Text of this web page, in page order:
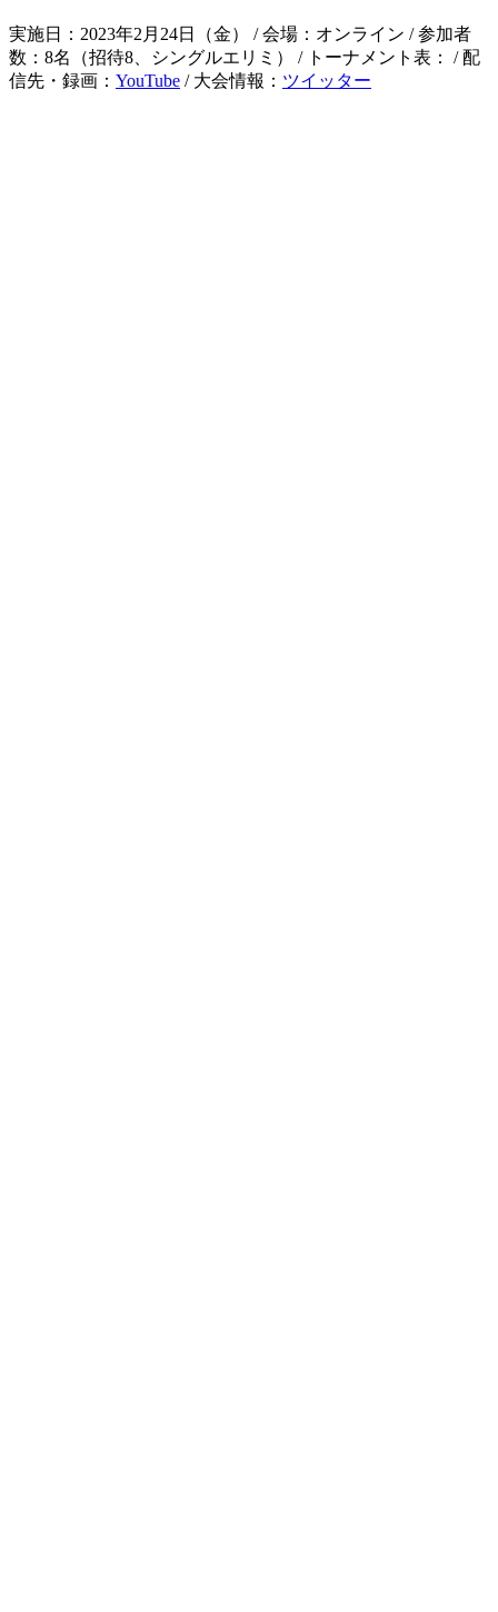
実施日：2023年2月24日（金） / 会場：オンライン / 参加者
数：8名（招待8、シングルエリミ） / トーナメント表： / 配
信先・録画： YouTube / 大会情報： ツイッター